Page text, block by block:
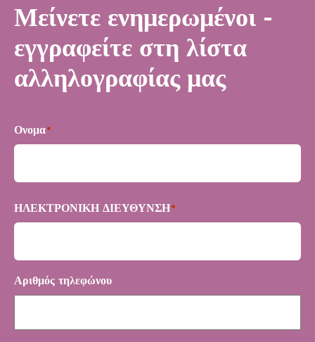
Μείνετε ενημερωμένοι -
εγγραφείτε στη λίστα
αλληλογραφίας μας
Ονομα*
ΗΛΕΚΤΡΟΝΙΚΗ ΔΙΕΥΘΥΝΣΗ*
Αριθμός τηλεφώνου